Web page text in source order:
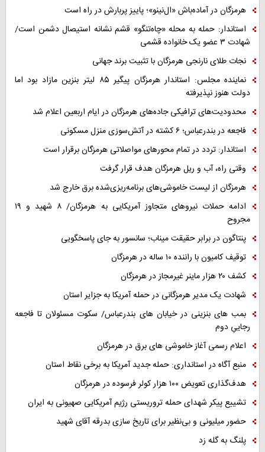
هرمزگان در آماده‌باش «ال‌نینو»؛ پاییز پربارش در راه است
استاندار: حمله به محله «چاه‌تنگو» قشم نشانه استیصال دشمن است/
شهادت ۳ عضو یک خانواده قشمی
نجات طلای نارنجی هرمزگان با تثبیت برند جهانی
نماینده مجلس: استاندار هرمزگان پیگیر ۸۵ لیتر بنزین مازاد بود اما
دولت هنوز نپذیرفته
محدودیت‌های ترافیکی جاده‌های هرمزگان در ایام اربعین اعلام شد
فاجعه در بندرعباس؛ ۶ کشته در آتش‌سوزی منزل مسکونی
استاندار: تردد در تمام محورهای مواصلاتی هرمزگان برقرار است
وقتی راه، آب و ریل هرمزگان هدف قرار گرفت
هرمزگان از لیست خاموشی‌های برنامه‌ریزی‌شده برق خارج شد
ادامه حملات نیروهای متجاوز آمریکایی به هرمزگان/ ۸ شهید و ۱۹
مجروح
پنتاگون در برابر حقیقت میناب؛ سانسور به جای پاسخگویی
توقیف کامیون با راننده ۱۰ ساله در هرمزگان
کشف ۲۰ هزار ماینر غیرمجاز در هرمزگان
شهادت یک مدیر هرمزگانی در حمله آمریکا به جزایر استان
بمب های بنزینی در خیابان های بندرعباس/ سکوت مسئولان تا فاجعه
رجاییِ دوم
اعلام رسمی آغاز خاموشی های برق در هرمزگان
منبع آگاه در استانداری: حمله جدید آمریکا به برخی نقاط استان
هدف‌گذاری تعویض ۱۰۰ هزار کولر فرسوده در هرمزگان
تشییع پیکر شهدای حمله تروریستی رژیم آمریکایی صهیونی به ایران
حضور میلیونی و بی‌نظیر برای تاریخ سازی بدرقه آقای شهید
پلنگ به گله زد